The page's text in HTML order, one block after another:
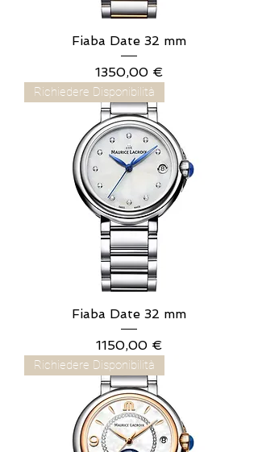
Fiaba Date 32 mm
Prezzo
1350,00 €
Richiedere Disponibilità
Fiaba Date 32 mm
Prezzo
1150,00 €
Richiedere Disponibilità